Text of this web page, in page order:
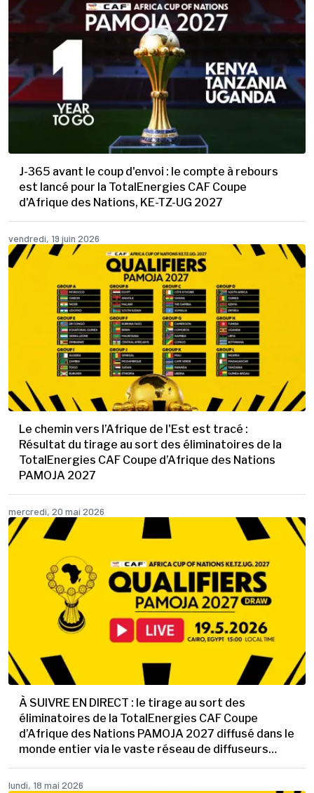
J-365 avant le coup d'envoi : le compte à rebours
est lancé pour la TotalEnergies CAF Coupe
d'Afrique des Nations, KE-TZ-UG 2027
vendredi, 19 juin 2026
Le chemin vers l’Afrique de l'Est est tracé :
Résultat du tirage au sort des éliminatoires de la
TotalEnergies CAF Coupe d’Afrique des Nations
PAMOJA 2027
mercredi, 20 mai 2026
À SUIVRE EN DIRECT : le tirage au sort des
éliminatoires de la TotalEnergies CAF Coupe
d’Afrique des Nations PAMOJA 2027 diffusé dans le
monde entier via le vaste réseau de diffuseurs
lundi, 18 mai 2026